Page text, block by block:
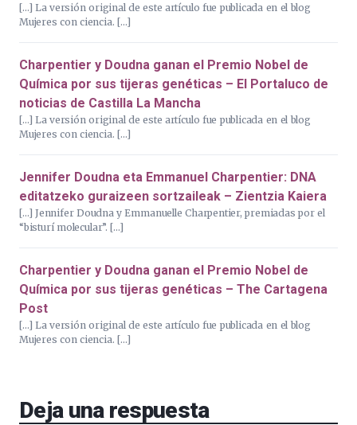
[…] La versión original de este artículo fue publicada en el blog
Mujeres con ciencia. […]
Charpentier y Doudna ganan el Premio Nobel de
Química por sus tijeras genéticas – El Portaluco de
noticias de Castilla La Mancha
[…] La versión original de este artículo fue publicada en el blog
Mujeres con ciencia. […]
Jennifer Doudna eta Emmanuel Charpentier: DNA
editatzeko guraizeen sortzaileak – Zientzia Kaiera
[…] Jennifer Doudna y Emmanuelle Charpentier, premiadas por el
“bisturí molecular”. […]
Charpentier y Doudna ganan el Premio Nobel de
Química por sus tijeras genéticas – The Cartagena
Post
[…] La versión original de este artículo fue publicada en el blog
Mujeres con ciencia. […]
Deja una respuesta